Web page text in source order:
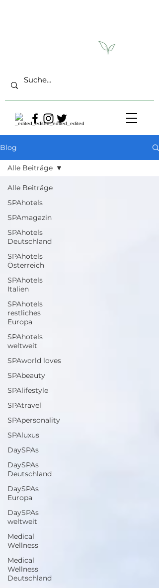
Blog
Alle Beiträge
SPAhotels
SPAmagazin
SPAhotels
Deutschland
SPAhotels
Österreich
SPAhotels
Italien
SPAhotels
restliches
Europa
SPAhotels
weltweit
SPAworld loves
SPAbeauty
SPAlifestyle
SPAtravel
SPApersonality
SPAluxus
DaySPAs
DaySPAs
Deutschland
DaySPAs
Europa
DaySPAs
weltweit
Medical
Wellness
Medical
Wellness
Deutschland
Alle Beiträge